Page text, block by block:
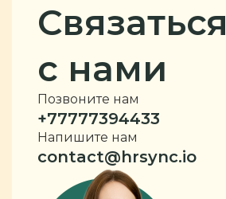
Связаться
с нами
Позвоните нам
+77777394433
Напишите нам
contact@hrsync.io